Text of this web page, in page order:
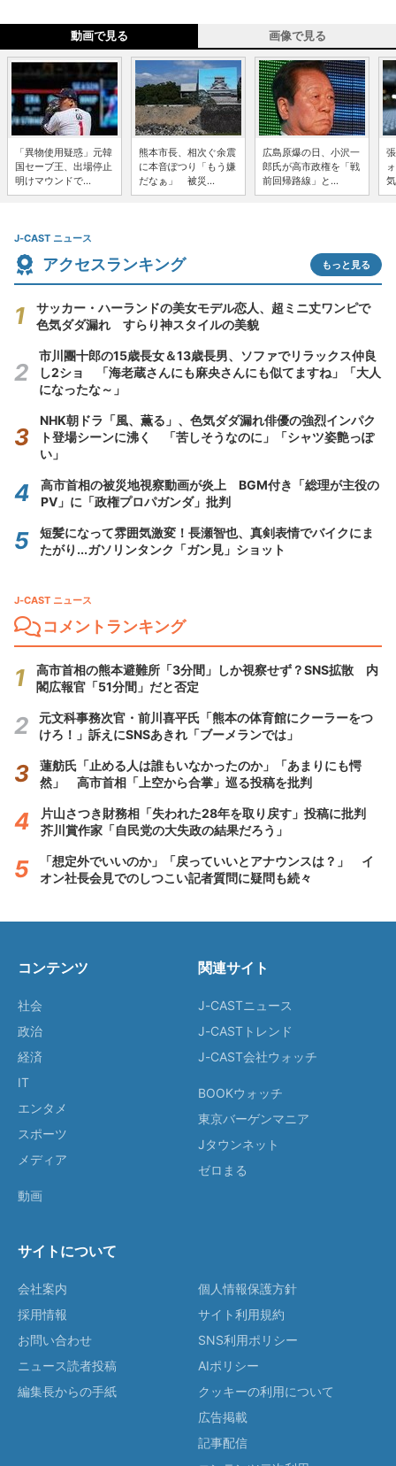
動画で見る 画像で見る
「異物使用疑惑」元韓
国セーブ王、出場停止
明けマウンドで...
熊本市長、相次ぐ余震
に本音ぽつり「もう嫌
だなぁ」 被災...
広島原爆の日、小沢一
郎氏が高市政権を「戦
前回帰路線」と...
J-CAST ニュース
アクセスランキング もっと見る
サッカー・ハーランドの美女モデル恋人、超ミニ丈ワンピで
色気ダダ漏れ すらり神スタイルの美貌
市川團十郎の15歳長女＆13歳長男、ソファでリラックス仲良
し2ショ 「海老蔵さんにも麻央さんにも似てますね」「大人
になったな～」
NHK朝ドラ「風、薫る」、色気ダダ漏れ俳優の強烈インパク
ト登場シーンに沸く 「苦しそうなのに」「シャツ姿艶っぽ
い」
高市首相の被災地視察動画が炎上 BGM付き「総理が主役の
PV」に「政権プロパガンダ」批判
短髪になって雰囲気激変！長瀬智也、真剣表情でバイクにま
たがり...ガソリンタンク「ガン見」ショット
J-CAST ニュース
コメントランキング
高市首相の熊本避難所「3分間」しか視察せず？SNS拡散 内
閣広報官「51分間」だと否定
元文科事務次官・前川喜平氏「熊本の体育館にクーラーをつ
けろ！」訴えにSNSあきれ「ブーメランでは」
蓮舫氏「止める人は誰もいなかったのか」「あまりにも愕
然」 高市首相「上空から合掌」巡る投稿を批判
片山さつき財務相「失われた28年を取り戻す」投稿に批判
芥川賞作家「自民党の大失政の結果だろう」
「想定外でいいのか」「戻っていいとアナウンスは？」 イ
オン社長会見でのしつこい記者質問に疑問も続々
コンテンツ
社会
政治
経済
IT
エンタメ
スポーツ
メディア
動画
関連サイト
J-CASTニュース
J-CASTトレンド
J-CAST会社ウォッチ
BOOKウォッチ
東京バーゲンマニア
Jタウンネット
ゼロまる
サイトについて
会社案内
採用情報
お問い合わせ
ニュース読者投稿
編集長からの手紙
個人情報保護方針
サイト利用規約
SNS利用ポリシー
AIポリシー
クッキーの利用について
広告掲載
記事配信